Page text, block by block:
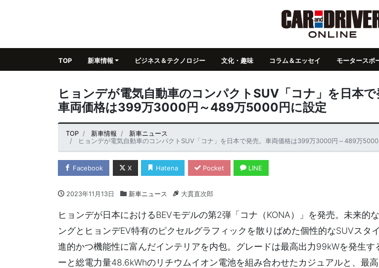
TOP 新車情報 ビジネス＆テクノロジー 文化・趣味 コラム＆エッセイ モータースポ
ヒョンデが電気自動車のコンパクトSUV「コナ」を日本で
車両価格は399万3000円～489万5000円に設定
TOP 新車情報
新車ニュース
ヒョンデが電気自動車のコンパクトSUV「コナ」を日本で発売。車両価格は399万3000円～489万
Facebook X Hatena Pocket LINE
2023年11月13日 新車ニュース 大貫直次郎
ヒョンデが日本におけるBEVモデルの第2弾「コナ（KONA）」を発売。未来的
ングとヒョンデEV特有のピクセルグラフィックを散りばめた個性的なSUVスタ
進的かつ機能性に富んだインテリアを内包。グレードは最高出力99kWを発生す
ーと総電力量48.6kWhのリチウムイオン電池を組み合わせたカジュアルと、最